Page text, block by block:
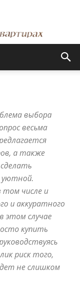
выбора
весьма
а также
уютной.
числе и
и аккуратного
этом случае
купить
риск того,
не слишком